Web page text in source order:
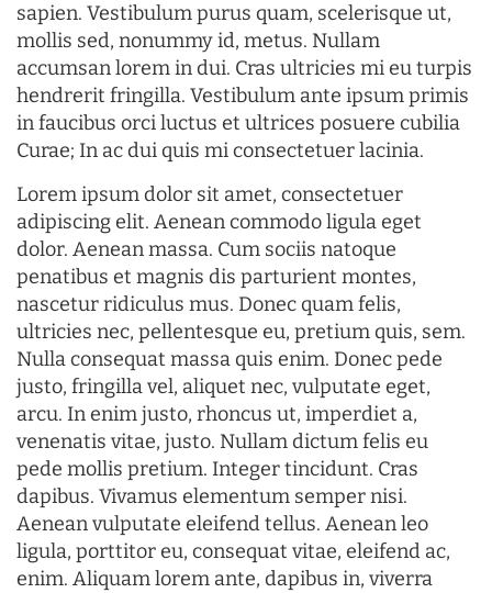
sapien. Vestibulum purus quam, scelerisque ut,
mollis sed, nonummy id, metus. Nullam
accumsan lorem in dui. Cras ultricies mi eu turpis
hendrerit fringilla. Vestibulum ante ipsum primis
in faucibus orci luctus et ultrices posuere cubilia
Curae; In ac dui quis mi consectetuer lacinia.
Lorem ipsum dolor sit amet, consectetuer
adipiscing elit. Aenean commodo ligula eget
dolor. Aenean massa. Cum sociis natoque
penatibus et magnis dis parturient montes,
nascetur ridiculus mus. Donec quam felis,
ultricies nec, pellentesque eu, pretium quis, sem.
Nulla consequat massa quis enim. Donec pede
justo, fringilla vel, aliquet nec, vulputate eget,
arcu. In enim justo, rhoncus ut, imperdiet a,
venenatis vitae, justo. Nullam dictum felis eu
pede mollis pretium. Integer tincidunt. Cras
dapibus. Vivamus elementum semper nisi.
Aenean vulputate eleifend tellus. Aenean leo
ligula, porttitor eu, consequat vitae, eleifend ac,
enim. Aliquam lorem ante, dapibus in, viverra